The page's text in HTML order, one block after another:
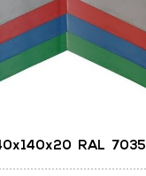
RAL 7035